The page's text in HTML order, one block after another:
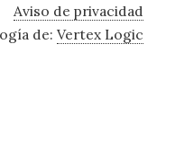
Aviso de privacidad
de:Vertex Logic